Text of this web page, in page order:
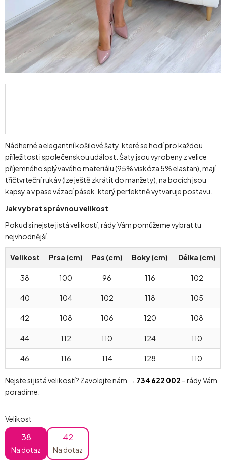
Nádherné a elegantní košilové šaty, které se hodí pro každou
příležitost i společenskou událost. Šaty jsou vyrobeny z velice
příjemného splývavého materiálu (95% viskóza 5% elastan), mají
tříčtvrteční rukáv (lze ještě zkrátit do manžety), na bocích jsou
kapsy a v pase vázací pásek, který perfektně vytvaruje postavu.
Jak vybrat správnou velikost
Pokud si nejste jistá velikostí, rády Vám pomůžeme vybrat tu
nejvhodnější.
Velikost Prsa (cm) Pas (cm) Boky (cm) Délka (cm)
38 100 96 116 102
40 104 102 118 105
42 108 106 120 108
44 112 110 124 110
46 116 114 128 110
Nejste si jistá velikostí? Zavolejte nám → 734 622 002 – rády Vám
poradíme.
Velikost
38
Na dotaz
42
Na dotaz